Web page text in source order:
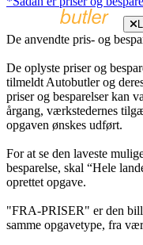
De anvendte pris- og
De oplyste priser og
tilmeldt Autobutler og
priser og besparelser kan
årgang, værkstedernes
opgaven ønskes udført.
For at se den laveste
besparelse, skal “Hele
oprettet opgave.
"FRA-PRISER" er den
samme opgavetype, fra